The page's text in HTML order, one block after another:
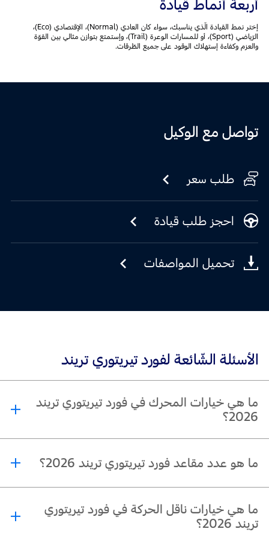
أربعة أنماط قيادة
إختر نمط القيادة الّذي يناسبك، سواء كان العادي (Normal)، الإقتصادي (Eco)،
الرّياضي (Sport)، أو للمسارات الوعرة (Trail)، وإستمتع بتوازن مثالي بين القوّة
والعزم وكفاءة إستهلاك الوقود على جميع الطّرقات.
تواصل مع الوكيل
طلب سعر
احجز طلب قيادة
تحميل المواصفات
الأسئلة الشّائعة لفورد تيريتوري تريند
ما هي خيارات المحرك في فورد تيريتوري تريند
2026؟
190 حصانًا وعزم دوران 320 نيوتن متر، أو بمحرك توربو هجين سعة 1.5 لتر بقوة 148
حصانًا وعزم دوران 230 نيوتن متر.
ما هو عدد مقاعد فورد تيريتوري تريند 2026؟
ما هي خيارات ناقل الحركة في فورد تيريتوري
تريند 2026؟